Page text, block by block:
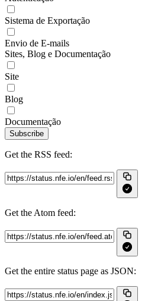
Sistema de Exportação
Envio de E-mails
Sites, Blog e Documentação
Site
Blog
Documentação
Subscribe
Get the RSS feed:
Get the Atom feed:
Get the entire status page as JSON: